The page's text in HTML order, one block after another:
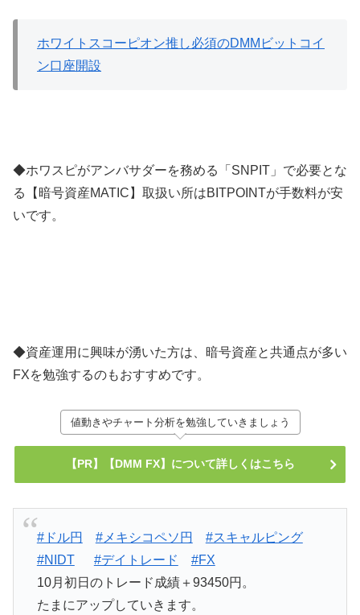
ホワイトスコーピオン推し必須のDMMビットコイ
ン口座開設
◆ホワスピがアンバサダーを務める「SNPIT」で必要とな
る【暗号資産MATIC】取扱い所はBITPOINTが手数料が安
いです。
◆資産運用に興味が湧いた方は、暗号資産と共通点が多い
FXを勉強するのもおすすめです。
値動きやチャート分析を勉強していきましょう
【PR】【DMM FX】について詳しくはこちら
#ドル円 #メキシコペソ円
#スキャルピング
#NIDT
#デイトレード
#FX
10月初日のトレード成績＋93450円。
たまにアップしていきます。